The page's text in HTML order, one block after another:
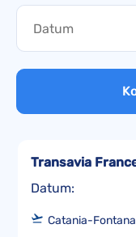
Datum:
Transavia
Catania-